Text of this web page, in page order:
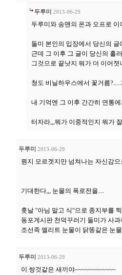
두루미 2013-06-29
두루미와 송맨의 온과 오프로 이
둘미 본인의 입장에서 당신의 글
근데 그 이후 그 글이 당신의 흘
그것으로 끝낫지 뭐가 더 이어졋
청도 비닐하우스에서 꽃거름
내 기억엔 그 이후 간간히 연통
터자라,,,뭐가 이중적인지 뭐가
두루미 2013-06-29
뭔지 모르겟지만 넘쳐나는 자신감
기대한다,,, 눈물의 폭로전을....
훗날 "아님 말고 식"으로 종지부를
동포게시판 천덕꾸러기 둘미가 사
조선족 엘리트 눈물이 닭똥같은 눈
두루미 2013-06-29
이 쌍것같은 새끼야~~~~~~~~~~~~